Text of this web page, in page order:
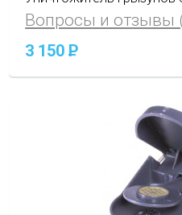
Вопросы и отзывы
3 150P